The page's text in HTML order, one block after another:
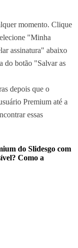
momento. Clique
"Minha
assinatura" abaixo
do botão "Salvar as
depois que o
Premium até a
essas
do Slidesgo com
Como a